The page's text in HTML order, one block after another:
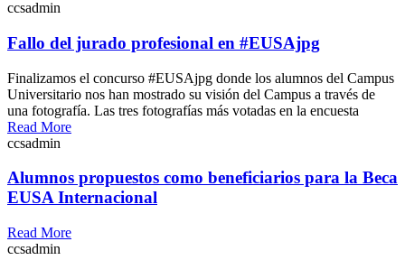
ccsadmin
Fallo del jurado profesional en #EUSAjpg
Finalizamos el concurso #EUSAjpg donde los alumnos del Campus
Universitario nos han mostrado su visión del Campus a través de
una fotografía. Las tres fotografías más votadas en la encuesta
Read More
ccsadmin
Alumnos propuestos como beneficiarios para la Beca
EUSA Internacional
Read More
ccsadmin